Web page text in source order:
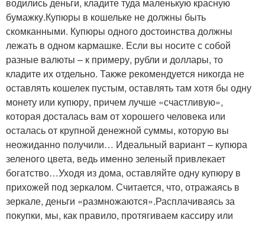
бумажку.Купюры в кошельке не должны быть
скомканными. Купюры одного достоинства должны
лежать в одном кармашке. Если вы носите с собой
разные валюты – к примеру, рубли и доллары, то
кладите их отдельно. Также рекомендуется никогда не
оставлять кошелек пустым, оставлять там хотя бы одну
монету или купюру, причем лучше «счастливую»,
которая досталась вам от хорошего человека или
осталась от крупной денежной суммы, которую вы
неожиданно получили… Идеальный вариант – купюра
зеленого цвета, ведь именно зеленый привлекает
богатство…Уходя из дома, оставляйте одну купюру в
прихожей под зеркалом. Считается, что, отражаясь в
зеркале, деньги «размножаются».Расплачиваясь за
покупки, мы, как правило, протягиваем кассиру или